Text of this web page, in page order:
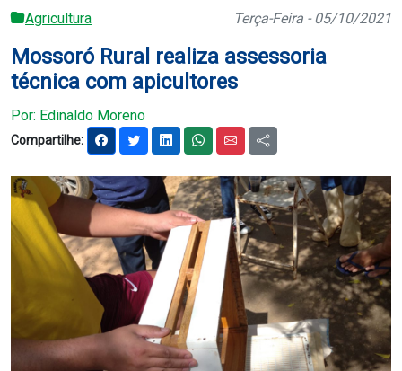
Governo
Mossoró
Serviços
Portal do Contribuinte
Notícias
Carta de Serviço
PESQUISAR
Agricultura Terça-Feira - 05/10/2021
Mossoró Rural realiza assessoria
técnica com apicultores
Por: Edinaldo Moreno
Compartilhe: